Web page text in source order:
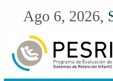
Ago 6, 2026,